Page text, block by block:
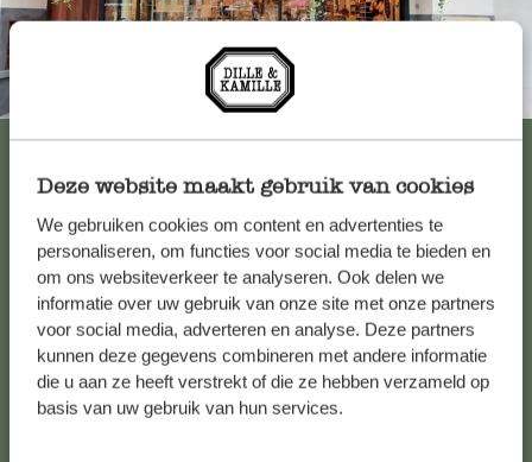
Deze website maakt gebruik van cookies
We gebruiken cookies om content en advertenties te
personaliseren, om functies voor social media te bieden en
om ons websiteverkeer te analyseren. Ook delen we
informatie over uw gebruik van onze site met onze partners
voor social media, adverteren en analyse. Deze partners
kunnen deze gegevens combineren met andere informatie
die u aan ze heeft verstrekt of die ze hebben verzameld op
basis van uw gebruik van hun services.
Immer in der Nähe
Alle 62 Geschäfte anzeigen
Kundenservice/Hilfe
Falls Sie Fragen haben oder Tipps und Hilfe brauchen, wenden
Sie sich bitte an unseren Kundenservice. Oder lesen Sie hier
die Antworten aufhäufig gestellte Fragen.